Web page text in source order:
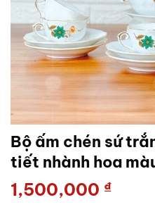
Bộ ấm chén sứ
tiết nhành hoa
1,500,000 ₫